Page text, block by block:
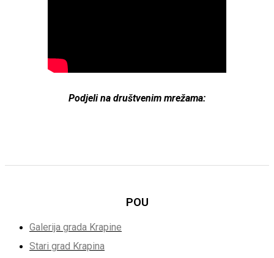
Podjeli na društvenim mrežama:
POU
Galerija grada Krapine
Stari grad Krapina